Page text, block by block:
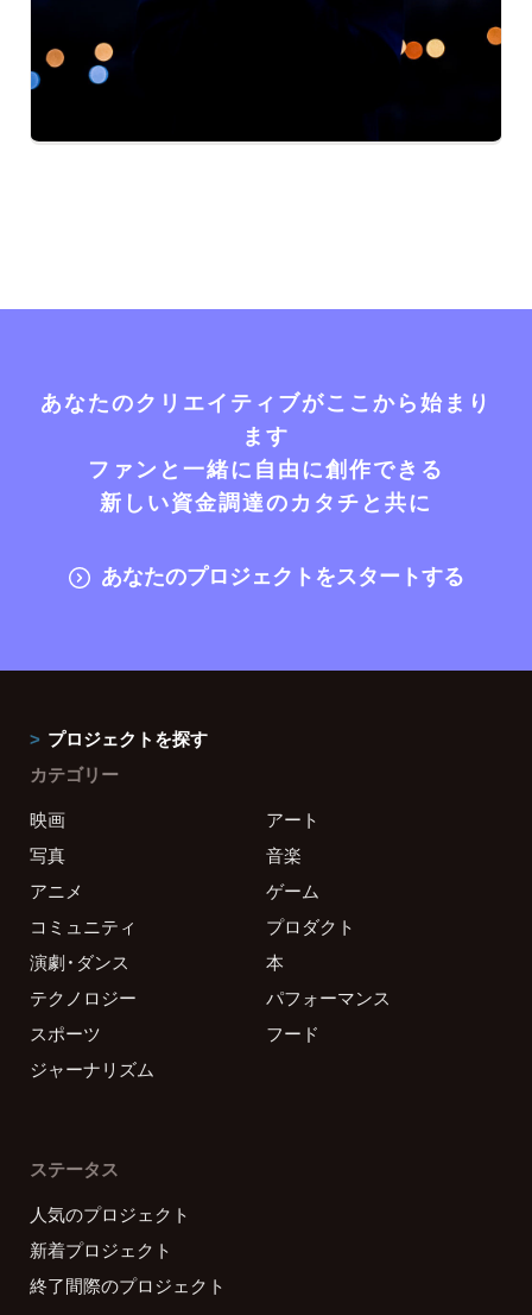
あなたのクリエイティブがここから始まり
ます
ファンと一緒に自由に創作できる
新しい資金調達のカタチと共に
あなたのプロジェクトをスタートする
プロジェクトを探す
カテゴリー
映画
アート
写真
音楽
アニメ
ゲーム
コミュニティ
プロダクト
演劇・ダンス
本
テクノロジー
パフォーマンス
スポーツ
フード
ジャーナリズム
ステータス
人気のプロジェクト
新着プロジェクト
終了間際のプロジェクト